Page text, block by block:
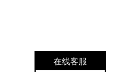
在线客服